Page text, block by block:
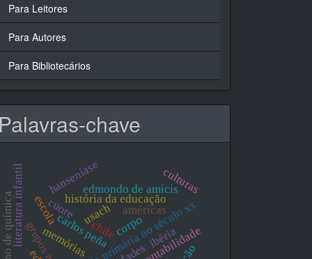
Para Leitores
Para Autores
Para Bibliotecários
Palavras-chave
escola primária no século xx
memórias
carlos peña
chile
usach
história da educação
literatura infantil cuore
edmondo de amicis
hanseníase
corpo
escola
ensino de química
culturas
américas
ibéria